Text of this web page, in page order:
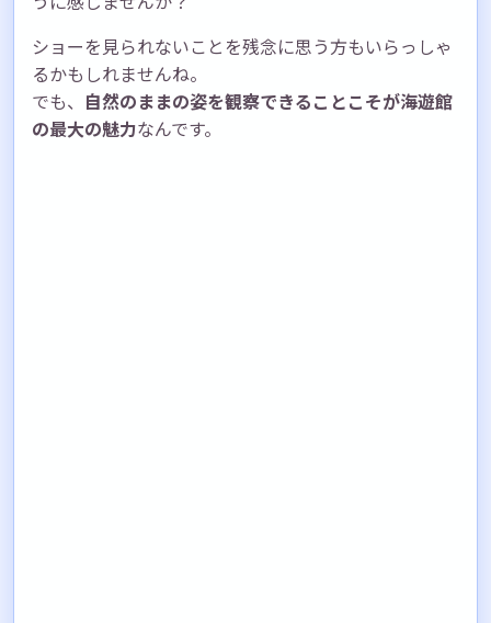
ショーを見られないことを残念に思う方もいらっしゃ
るかもしれませんね。
でも、 自然のままの姿を観察できることこそが海遊館
の最大の魅力なんです。